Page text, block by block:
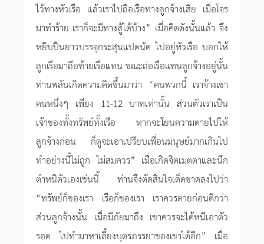
ไว้ทางหัวเรือ แล้วเราไปถือเรือทางลูกจ้างเสีย เมื่อโจร
มาทำร้าย เราก็จะมีทางสู้ได้บ้าง” เมื่อคิดดังนั้นแล้ว จึง
หยิบปืนยาวบรรจุกระสุนแปดนัด ไปอยู่หัวเรือ บอกให้
ลูกเรือมาถือท้ายเรือแทน ขณะถ่อเรือแทนลูกจ้างอยู่นั้น
ท่านพลันเกิดความคิดขึ้นมาว่า “คนพวกนี้ เราจ้างเขา
คนหนึ่งๆ เพียง 11-12 บาทเท่านั้น ส่วนตัวเราเป็น
เจ้าของทั้งทรัพย์ทั้งเรือ หากจะโยนความตายไปให้
ลูกจ้างก่อน ก็ดูจะเอาเปรียบเพื่อนมนุษย์มากเกินไป
ทำอย่างนี้ไม่ถูก ไม่สมควร” เมื่อเกิดจิตเมตตาและนึก
ตำหนิตัวเองเช่นนี้ ท่านจึงตัดสินใจเด็ดขาดลงไปว่า
“ทรัพย์ก็ของเรา เรือก็ของเรา เราควรตายก่อนดีกว่า
ส่วนลูกจ้างนั้น เมื่อมีภัยมาถึง เขาควรจะได้หนีเอาตัว
รอด ไปทำมาหาเลี้ยงบุตรภรรยาของเขาได้อีก” เมื่อ